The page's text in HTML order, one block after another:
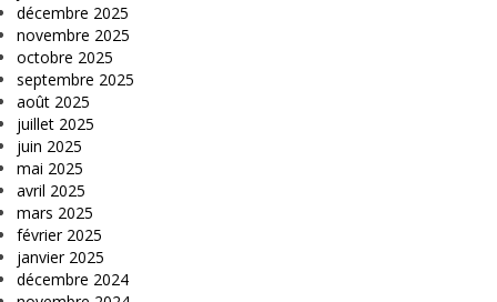
décembre 2025
novembre 2025
octobre 2025
septembre 2025
août 2025
juillet 2025
juin 2025
mai 2025
avril 2025
mars 2025
février 2025
janvier 2025
décembre 2024